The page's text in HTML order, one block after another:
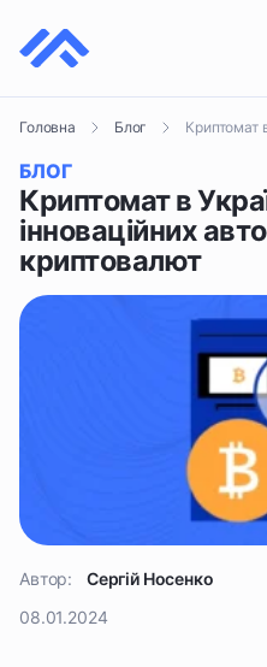
КРИПТОБІРЖІ
Головна Блог Криптомат
БЛОГ
Криптомат в
інноваційних
криптовалют
Автор:
Сергій Носенко
08.01.2024